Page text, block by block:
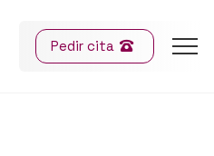
Pedir cita